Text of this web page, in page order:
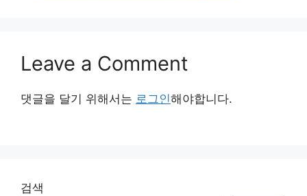
Leave a Comment
댓글을 달기 위해서는 로그인해야합니다.
검색